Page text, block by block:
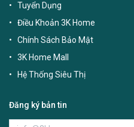
Tuyển Dụng
Điều Khoản 3K Home
Chính Sách Bảo Mật
3K Home Mall
Hệ Thống Siêu Thị
Đăng ký bản tin